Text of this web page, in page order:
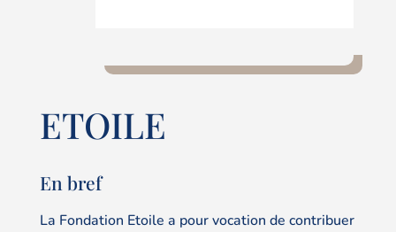
ETOILE
En bref
La Fondation Etoile a pour vocation de contribuer